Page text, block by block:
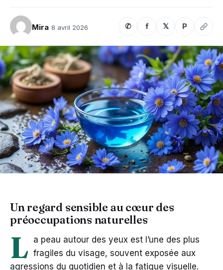
Mira 8 avril 2026 ✆ f 𝕏 P
Un regard sensible au cœur des
préoccupations naturelles
L a peau autour des yeux est l’une des plus
fragiles du visage, souvent exposée aux
agressions du quotidien et à la fatigue visuelle.